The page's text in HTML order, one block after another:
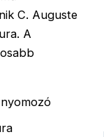
C. Auguste
A